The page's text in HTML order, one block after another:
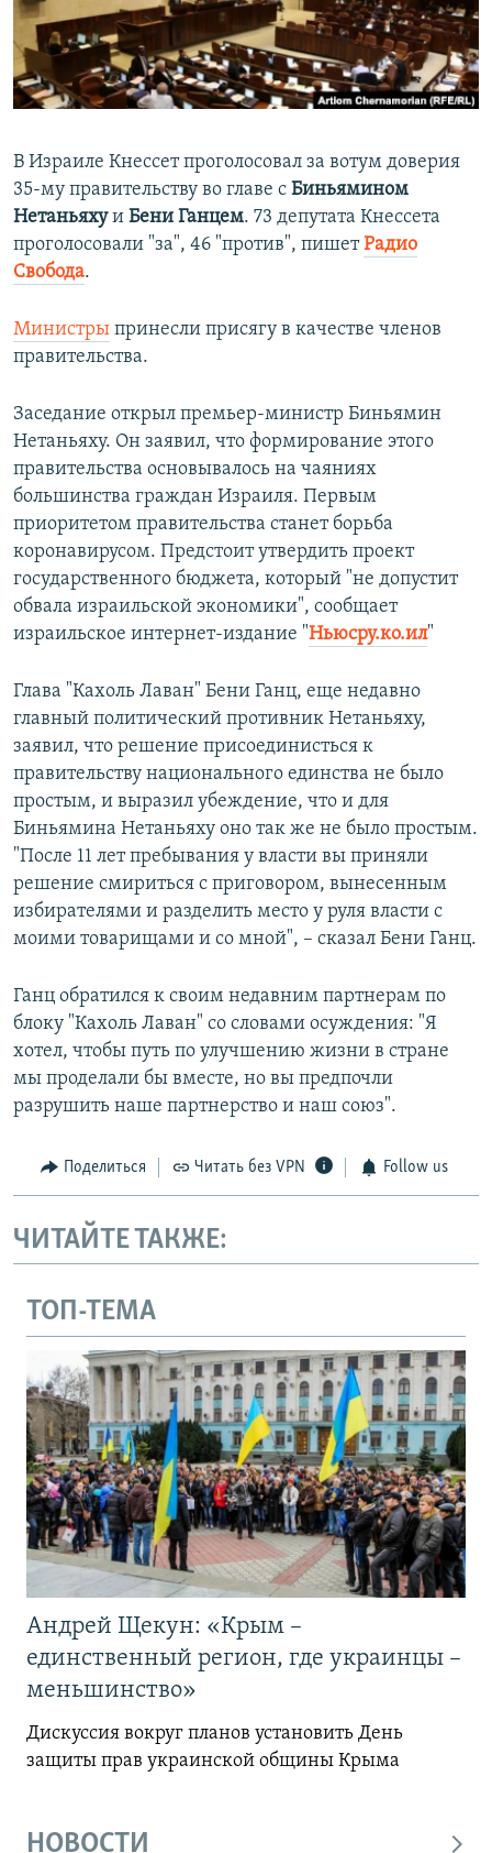
ПОБЕДИТЕЛЕЙ НЕ СУДЯТ?
КРЫМ.НЕПОКОРЕННЫЙ
ELIFBE
ПРИСОЕДИНЯЙТЕСЬ!
Все сайты RFE/RL
В Израиле Кнессет проголосовал за вотум доверия
35-му правительству во главе с Биньямином
Нетаньяхуи Бени Ганцем. 73 депутата Кнессета
проголосовали "за", 46 "против", пишетРадио
Свобода.
Министры принесли присягу в качестве членов
правительства.
Заседание открыл премьер-министр Биньямин
Нетаньяху. Он заявил, что формирование этого
правительства основывалось на чаяниях
большинства граждан Израиля. Первым
приоритетом правительства станет борьба
коронавирусом. Предстоит утвердить проект
государственного бюджета, который "не допустит
обвала израильской экономики", сообщает
израильское интернет-издание "Ньюсру.ко.ил"
Глава "Кахоль Лаван" Бени Ганц, еще недавно
главный политический противник Нетаньяху,
заявил, что решение присоединисться к
правительству национального единства не было
простым, и выразил убеждение, что и для
Биньямина Нетаньяху оно так же не было простым.
"После 11 лет пребывания у власти вы приняли
решение смириться с приговором, вынесенным
избирателями и разделить место у руля власти с
моими товарищами и со мной", – сказал Бени Ганц.
Ганц обратился к своим недавним партнерам по
блоку "Кахоль Лаван" со словами осуждения: "Я
хотел, чтобы путь по улучшению жизни в стране
мы проделали бы вместе, но вы предпочли
разрушить наше партнерство и наш союз".
Поделиться Читать без VPN Follow us
ЧИТАЙТЕ ТАКЖЕ:
ТОП-ТЕМА
Андрей Щекун: «Крым –
единственный регион, где украинцы –
меньшинство»
Дискуссия вокруг планов установить День
защиты прав украинской общины Крыма
НОВОСТИ